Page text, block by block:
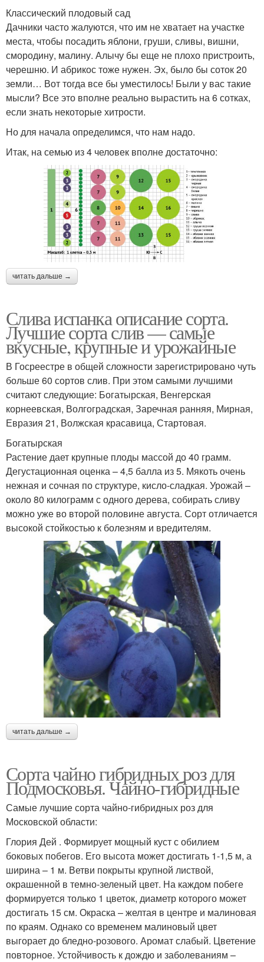
Классический плодовый сад
Дачники часто жалуются, что им не хватает на участке
места, чтобы посадить яблони, груши, сливы, вишни,
смородину, малину. Алычу бы еще не плохо пристроить,
черешню. И абрикос тоже нужен. Эх, было бы соток 20
земли… Вот тогда все бы уместилось! Были у вас такие
мысли? Все это вполне реально вырастить на 6 сотках,
если знать некоторые хитрости.
Но для начала определимся, что нам надо.
Итак, на семью из 4 человек вполне достаточно:
читать дальше →
Слива испанка описание сорта.
Лучшие сорта слив — самые
вкусные, крупные и урожайные
В Госреестре в общей сложности зарегистрировано чуть
больше 60 сортов слив. При этом самыми лучшими
считают следующие: Богатырская, Венгерская
корнеевская, Волгоградская, Заречная ранняя, Мирная,
Евразия 21, Волжская красавица, Стартовая.
Богатырская
Растение дает крупные плоды массой до 40 грамм.
Дегустационная оценка – 4,5 балла из 5. Мякоть очень
нежная и сочная по структуре, кисло-сладкая. Урожай –
около 80 килограмм с одного дерева, собирать сливу
можно уже во второй половине августа. Сорт отличается
высокой стойкостью к болезням и вредителям.
читать дальше →
Сорта чайно гибридных роз для
Подмосковья. Чайно-гибридные
Самые лучшие сорта чайно-гибридных роз для
Московской области:
Глория Дей . Формирует мощный куст с обилием
боковых побегов. Его высота может достигать 1-1,5 м, а
ширина – 1 м. Ветви покрыты крупной листвой,
окрашенной в темно-зеленый цвет. На каждом побеге
формируется только 1 цветок, диаметр которого может
достигать 15 см. Окраска – желтая в центре и малиновая
по краям. Однако со временем малиновый цвет
выгорает до бледно-розового. Аромат слабый. Цветение
повторное. Устойчивость к дождю и заболеваниям –